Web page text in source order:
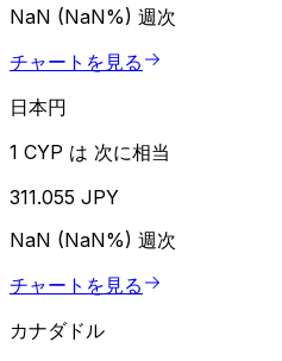
NaN (NaN%) 週次
チャートを見る
日本円
1 CYP は 次に相当
311.055 JPY
NaN (NaN%) 週次
チャートを見る
カナダドル